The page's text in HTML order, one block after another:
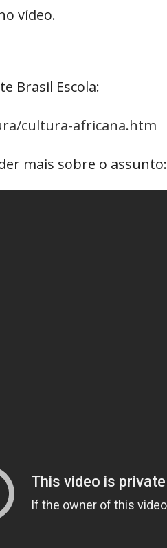
vídeo.
Brasil Escola:
cultura-africana.htm
mais sobre o assunto: